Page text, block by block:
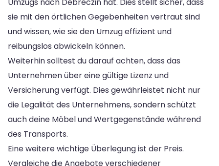
sie mit den örtlichen Gegebenheiten vertraut sind
und wissen, wie sie den Umzug effizient und
reibungslos abwickeln können.
Weiterhin solltest du darauf achten, dass das
Unternehmen über eine gültige Lizenz und
Versicherung verfügt. Dies gewährleistet nicht nur
die Legalität des Unternehmens, sondern schützt
auch deine Möbel und Wertgegenstände während
des Transports.
Eine weitere wichtige Überlegung ist der Preis.
Vergleiche die Angebote verschiedener